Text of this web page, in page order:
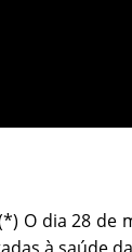
O dia 28 de